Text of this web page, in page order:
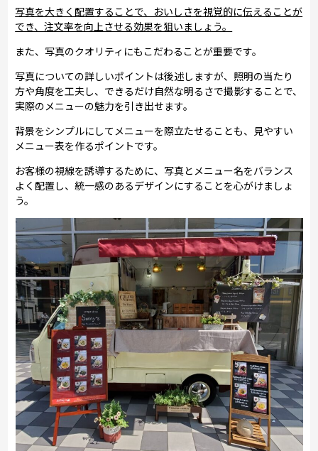
写真を大きく配置することで、おいしさを視覚的に伝えることが
でき、注文率を向上させる効果を狙いましょう。
また、写真のクオリティにもこだわることが重要です。
写真についての詳しいポイントは後述しますが、照明の当たり
方や角度を工夫し、できるだけ自然な明るさで撮影することで、
実際のメニューの魅力を引き出せます。
背景をシンプルにしてメニューを際立たせることも、見やすい
メニュー表を作るポイントです。
お客様の視線を誘導するために、写真とメニュー名をバランス
よく配置し、統一感のあるデザインにすることを心がけましょ
う。